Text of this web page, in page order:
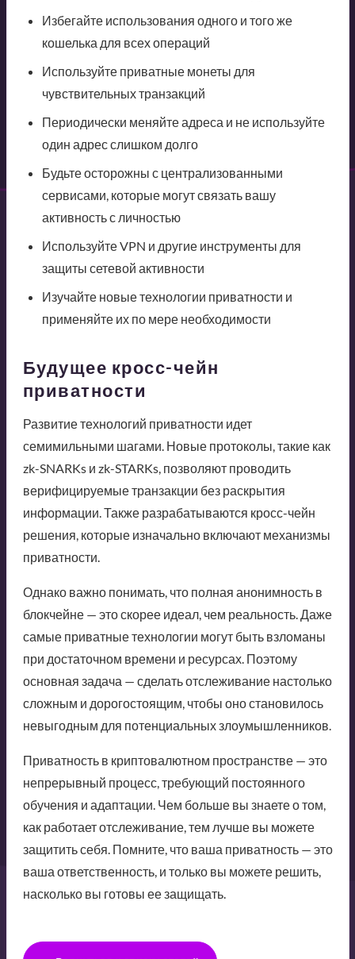
Избегайте использования одного и того же
кошелька для всех операций
Используйте приватные монеты для
чувствительных транзакций
Периодически меняйте адреса и не используйте
один адрес слишком долго
Будьте осторожны с централизованными
сервисами, которые могут связать вашу
активность с личностью
Используйте VPN и другие инструменты для
защиты сетевой активности
Изучайте новые технологии приватности и
применяйте их по мере необходимости
Будущее кросс-чейн
приватности
Развитие технологий приватности идет
семимильными шагами. Новые протоколы, такие как
zk-SNARKs и zk-STARKs, позволяют проводить
верифицируемые транзакции без раскрытия
информации. Также разрабатываются кросс-чейн
решения, которые изначально включают механизмы
приватности.
Однако важно понимать, что полная анонимность в
блокчейне — это скорее идеал, чем реальность. Даже
самые приватные технологии могут быть взломаны
при достаточном времени и ресурсах. Поэтому
основная задача — сделать отслеживание настолько
сложным и дорогостоящим, чтобы оно становилось
невыгодным для потенциальных злоумышленников.
Приватность в криптовалютном пространстве — это
непрерывный процесс, требующий постоянного
обучения и адаптации. Чем больше вы знаете о том,
как работает отслеживание, тем лучше вы можете
защитить себя. Помните, что ваша приватность — это
ваша ответственность, и только вы можете решить,
насколько вы готовы ее защищать.